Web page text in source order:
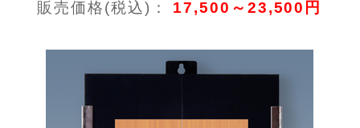
販売価格(税込)： 17,500～23,500円